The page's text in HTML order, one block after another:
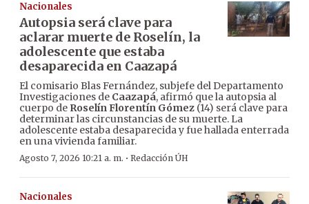
Nacionales
Autopsia será clave para
aclarar muerte de Roselín, la
adolescente que estaba
desaparecida en Caazapá
El comisario Blas Fernández, subjefe del Departamento
Investigaciones de Caazapá, afirmó que la autopsia al
cuerpo de Roselín Florentín Gómez (14) será clave para
determinar las circunstancias de su muerte. La
adolescente estaba desaparecida y fue hallada enterrada
en una vivienda familiar.
Agosto 7, 2026 10:21 a. m. · Redacción ÚH
Nacionales